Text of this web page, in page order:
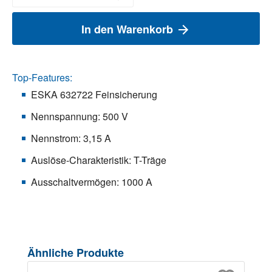
In den Warenkorb
Top-Features:
ESKA 632722 Feinsicherung
Nennspannung: 500 V
Nennstrom: 3,15 A
Auslöse-Charakteristik: T-Träge
Ausschaltvermögen: 1000 A
Produktgalerie überspringen
Ähnliche Produkte